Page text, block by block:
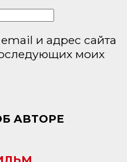
и адрес сайта
моих
АВТОРЕ